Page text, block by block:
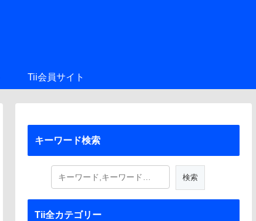
Tii会員サイト
キーワード検索
Tii全カテゴリー